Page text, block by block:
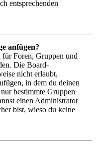
entsprechenden
anfügen?
Foren, Gruppen und
Die Board-
nicht erlaubt,
in dem du deinen
bestimmte Gruppen
einen Administrator
bist, wieso du keine